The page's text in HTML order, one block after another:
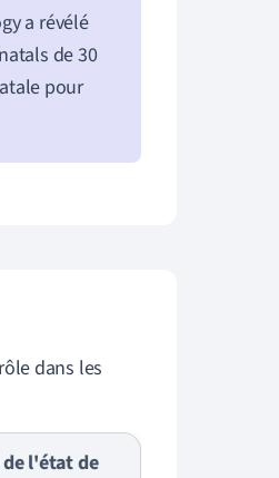
a révélé
de 30
pour
dans les
l'état de